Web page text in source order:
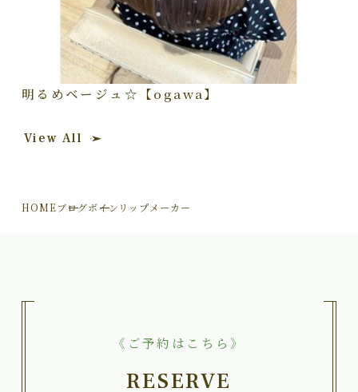
明るめベージュ☆【ogawa】
View All
HOMEブログボインリップメーカー
《ご予約はこちら》
RESERVE